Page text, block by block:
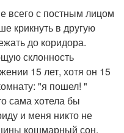
всего с постным лицом
крикнуть в другую
до коридора.
склонность
15 лет, хотя он 15
"я пошел! "
сама хотела бы
и меня никто не
кошмарный сон.